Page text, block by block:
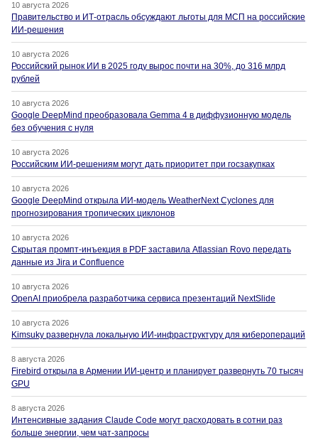
10 августа 2026
Правительство и ИТ-отрасль обсуждают льготы для МСП на российские
ИИ-решения
10 августа 2026
Российский рынок ИИ в 2025 году вырос почти на 30%, до 316 млрд
рублей
10 августа 2026
Google DeepMind преобразовала Gemma 4 в диффузионную модель
без обучения с нуля
10 августа 2026
Российским ИИ-решениям могут дать приоритет при госзакупках
10 августа 2026
Google DeepMind открыла ИИ-модель WeatherNext Cyclones для
прогнозирования тропических циклонов
10 августа 2026
Скрытая промпт-инъекция в PDF заставила Atlassian Rovo передать
данные из Jira и Confluence
10 августа 2026
OpenAI приобрела разработчика сервиса презентаций NextSlide
10 августа 2026
Kimsuky развернула локальную ИИ-инфраструктуру для киберопераций
8 августа 2026
Firebird открыла в Армении ИИ-центр и планирует развернуть 70 тысяч
GPU
8 августа 2026
Интенсивные задания Claude Code могут расходовать в сотни раз
больше энергии, чем чат-запросы